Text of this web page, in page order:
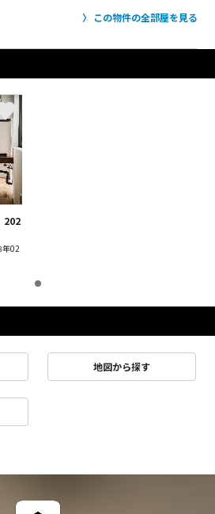
この物件の全部屋を見る
202
年02
地図から探す